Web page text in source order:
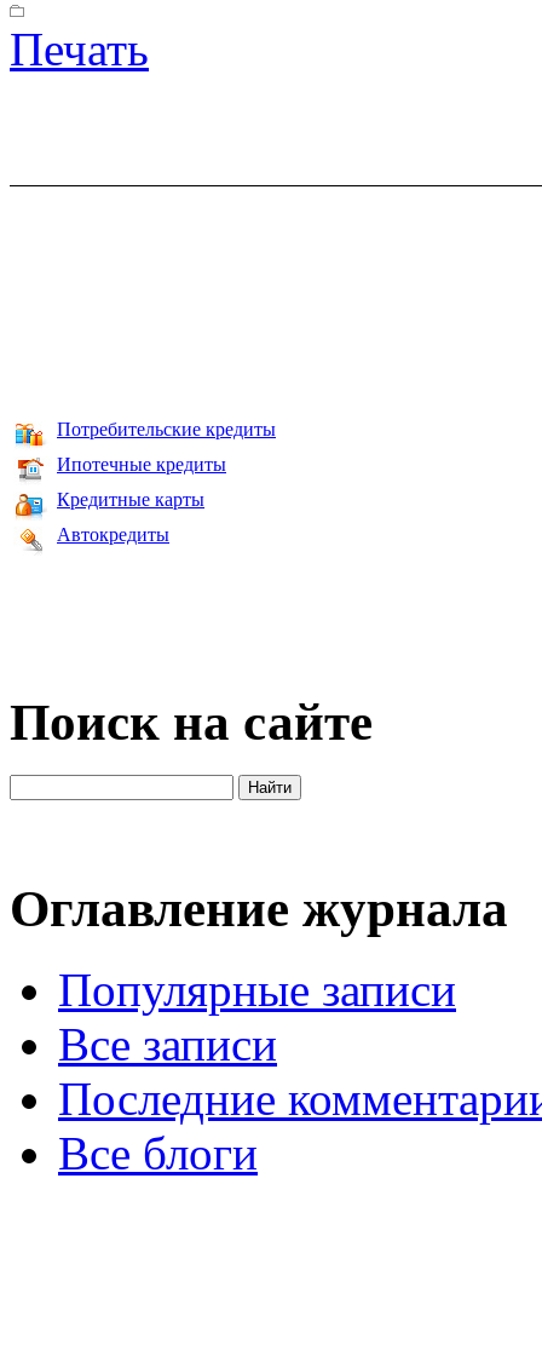
Печать
Потребительские кредиты
Ипотечные кредиты
Кредитные карты
Автокредиты
Поиск на сайте
Оглавление журнала
Популярные записи
Все записи
Последние
Все блоги